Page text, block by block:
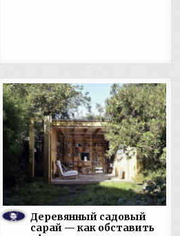
Деревянный садовый
сарай — как обставить